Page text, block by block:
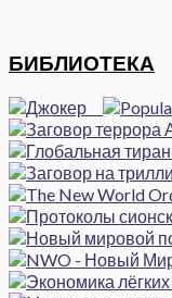
БИБЛИОТЕКА